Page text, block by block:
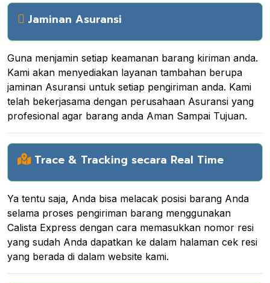
Jaminan Asuransi
Guna menjamin setiap keamanan barang kiriman anda.
Kami akan menyediakan layanan tambahan berupa
jaminan Asuransi untuk setiap pengiriman anda. Kami
telah bekerjasama dengan perusahaan Asuransi yang
profesional agar barang anda Aman Sampai Tujuan.
Trace & Tracking secara Real Time
Ya tentu saja, Anda bisa melacak posisi barang Anda
selama proses pengiriman barang menggunakan
Calista Express dengan cara memasukkan nomor resi
yang sudah Anda dapatkan ke dalam halaman cek resi
yang berada di dalam website kami.